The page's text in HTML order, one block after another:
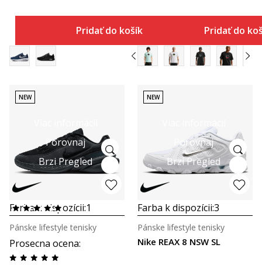
Pridať do košíka Pridať do
Porovnaj
Brzi Pregled
NEW
Farba k dispozícii:1
Prosecna ocena:
Pánske lifestyle tenisky
Porovnaj
Brzi Pregled
NEW
Farba k dispozícii:3
Nike REAX 8 NSW SL
Pánske lifestyle tenisky